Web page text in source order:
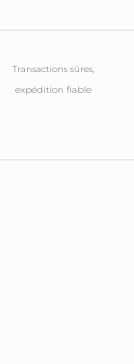
Transactions sûres,
expédition fiable